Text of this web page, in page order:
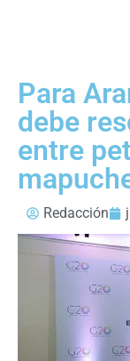
Para
debe
entre
Redacción